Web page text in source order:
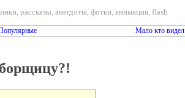
рассказы, анегдоты, фотки, анимация, flash
Мало кто видел